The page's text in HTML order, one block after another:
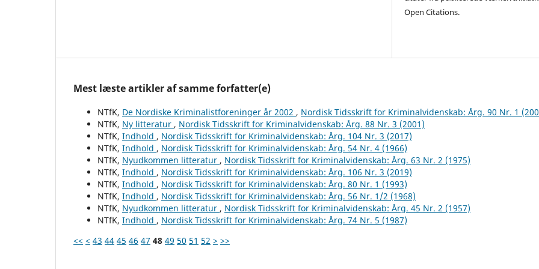
Open Citations.
Mest læste artikler af samme forfatter(e)
NTfK, De Nordiske Kriminalistforeninger år 2002 , Nordisk Tidsskrift for Kriminalvidenskab: Årg. 90 Nr. 1
NTfK, Ny litteratur , Nordisk Tidsskrift for Kriminalvidenskab: Årg. 88 Nr. 3 (2001)
NTfK, Indhold , Nordisk Tidsskrift for Kriminalvidenskab: Årg. 104 Nr. 3 (2017)
NTfK, Indhold , Nordisk Tidsskrift for Kriminalvidenskab: Årg. 54 Nr. 4 (1966)
NTfK, Nyudkommen litteratur , Nordisk Tidsskrift for Kriminalvidenskab: Årg. 63 Nr. 2 (1975)
NTfK, Indhold , Nordisk Tidsskrift for Kriminalvidenskab: Årg. 106 Nr. 3 (2019)
NTfK, Indhold , Nordisk Tidsskrift for Kriminalvidenskab: Årg. 80 Nr. 1 (1993)
NTfK, Indhold , Nordisk Tidsskrift for Kriminalvidenskab: Årg. 56 Nr. 1/2 (1968)
NTfK, Nyudkommen litteratur , Nordisk Tidsskrift for Kriminalvidenskab: Årg. 45 Nr. 2 (1957)
NTfK, Indhold , Nordisk Tidsskrift for Kriminalvidenskab: Årg. 74 Nr. 5 (1987)
<< < 43 44 45 46 47 48 49 50 51 52 > >>